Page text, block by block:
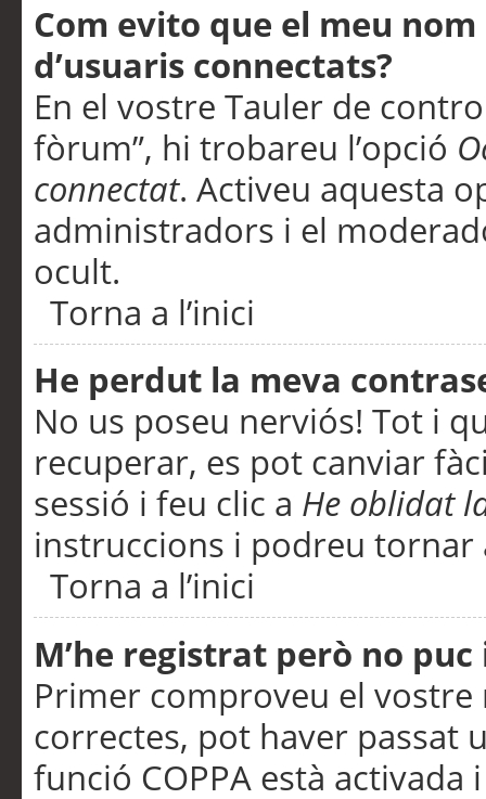
Com evito que el meu
d’usuaris connectats?
En el vostre Tauler de
fòrum”, hi trobareu l’opció
connectat. Activeu aquesta
administradors i el
ocult.
Torna a l’inici
He perdut la meva
No us poseu nerviós! Tot i
recuperar, es pot canviar
sessió i feu clic a He oblidat
instruccions i podreu tornar
Torna a l’inici
M’he registrat però no
Primer comproveu el vostre
correctes, pot haver passat
funció COPPA està